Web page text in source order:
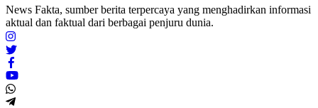
News Fakta, sumber berita terpercaya yang menghadirkan informasi
aktual dan faktual dari berbagai penjuru dunia.